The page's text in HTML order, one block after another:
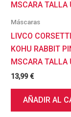
Máscaras
LIVCO
KOHU RABBIT
MSCARA TALLA
13,99€
AÑADIR AL